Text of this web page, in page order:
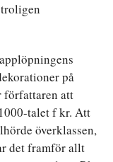
på
författaren att
talet f kr. Att
överklassen,
det framför allt